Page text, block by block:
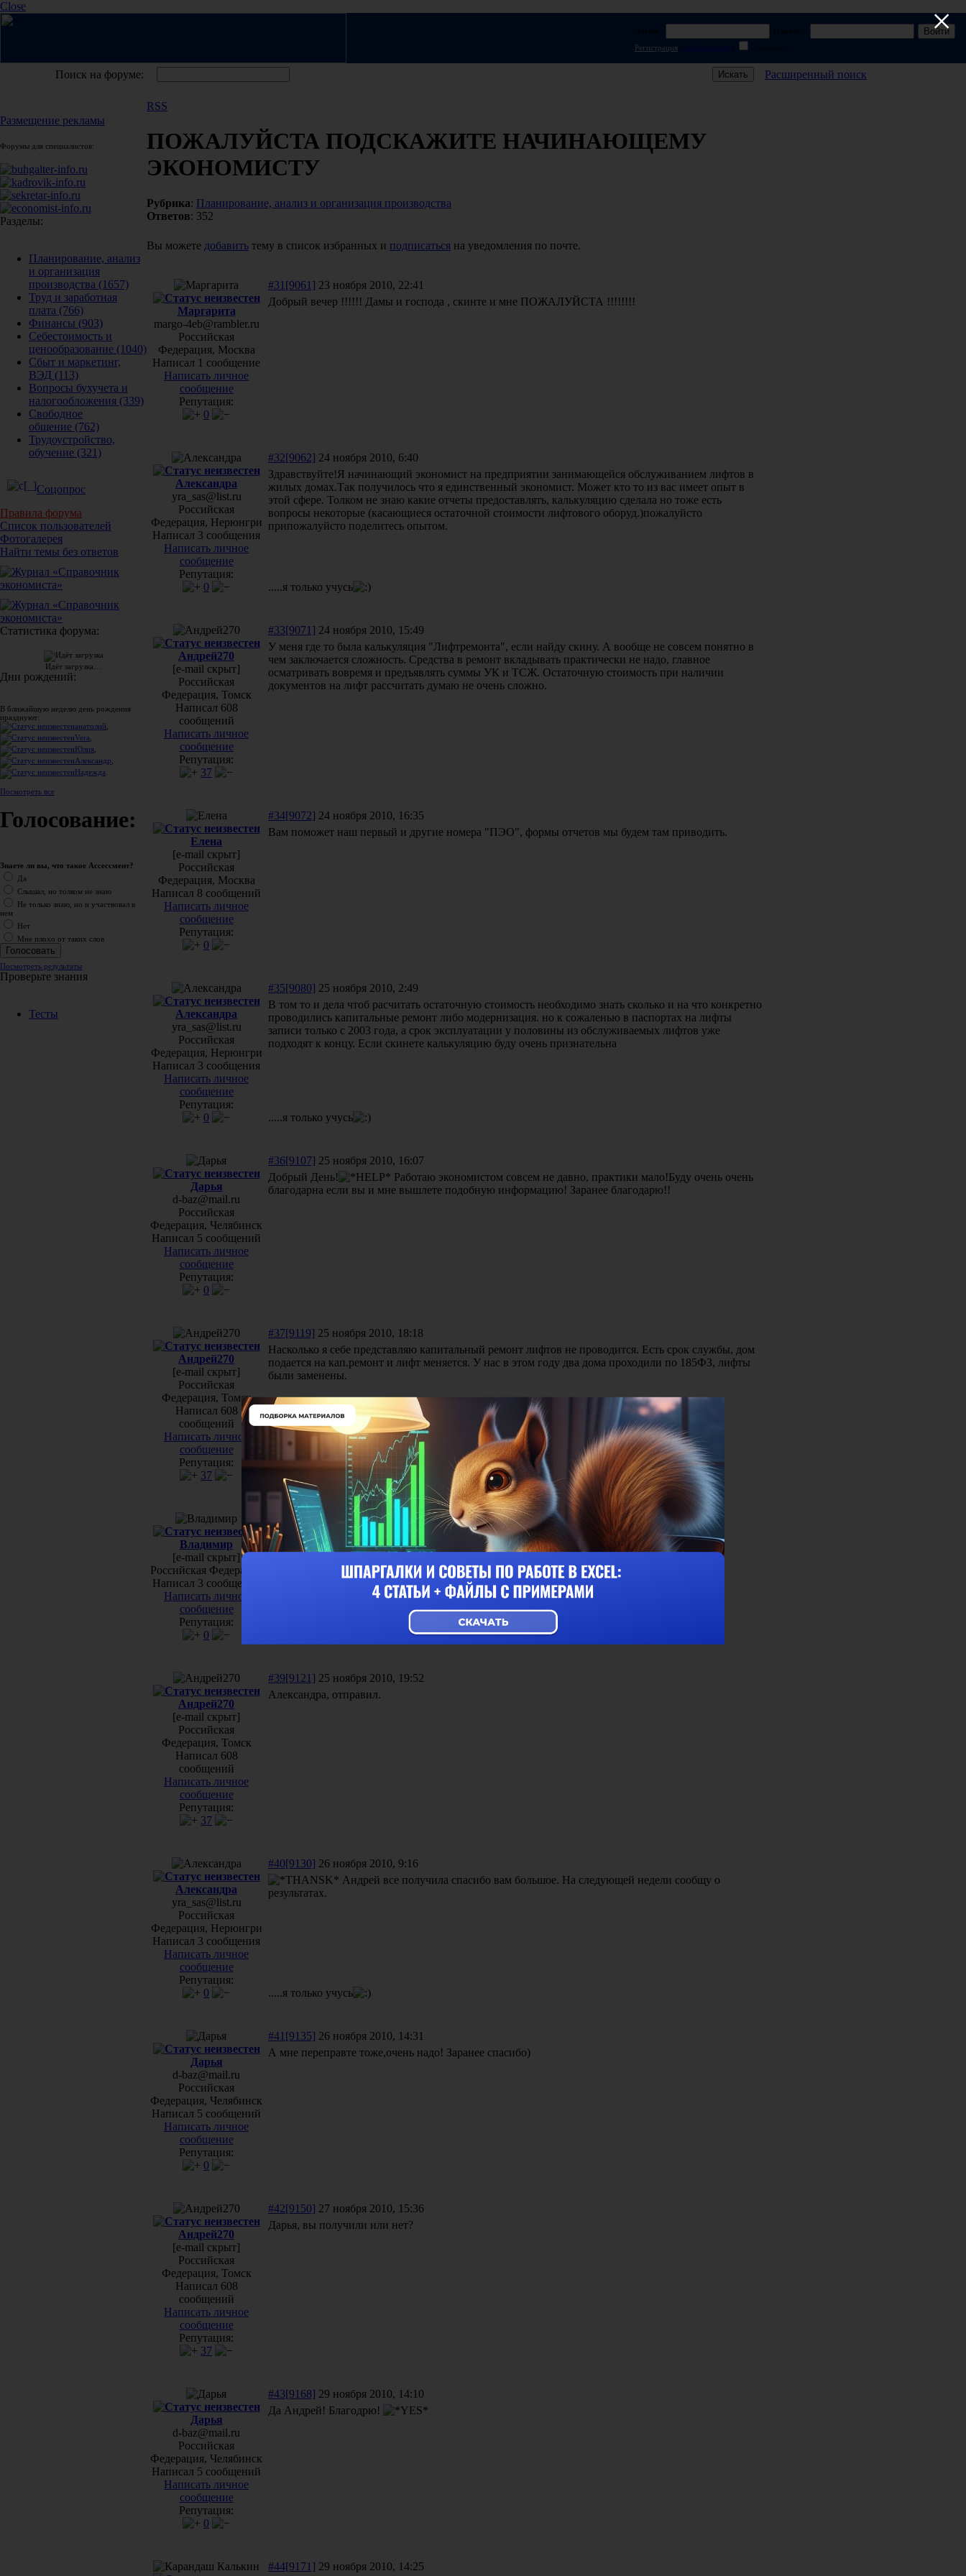
Close
Регистрация
Забыл пароль
Поиск на форуме: Расширенный поиск
Размещение рекламы
Форумы для специалистов:
Разделы:
Планирование, анализ
и организация
производства (1657)
Труд и заработная
плата (766)
Финансы (903)
Себестоимость и
ценообразование (1040)
Сбыт и маркетинг,
ВЭД (113)
Вопросы бухучета и
налогообложения (339)
Свободное
общение (762)
Трудоустройство,
обучение (321)
Соцопрос
Правила форума
Список пользователей
Фотогалерея
Найти темы без ответов
Статистика форума:
Идёт загрузка…
Дни рождений:
В ближайшую неделю день рождения
празднуют:
анатолий
Vera
Юлия
Александр
Надежда
Посмотреть все
Голосование:
Знаете ли вы, что такое Ассессмент?
Да
Слышал, но толком не знаю
Не только знаю, но и участвовал в
нем
Нет
Мне плохо от таких слов
Посмотреть результаты
Проверьте знания
Тесты
RSS
ПОЖАЛУЙСТА ПОДСКАЖИТЕ НАЧИНАЮЩЕМУ
ЭКОНОМИСТУ
Рубрика: Планирование, анализ и организация производства
Ответов: 352
Вы можете добавить тему в список избранных и подписаться на уведомления по почте.
Маргарита
margo-4eb@rambler.ru
Российская
Федерация, Москва
Написал 1 сообщение
Написать личное
сообщение
Репутация:
0
#31[9061] 23 ноября 2010, 22:41
Добрый вечер !!!!!! Дамы и господа , скинте и мне ПОЖАЛУЙСТА !!!!!!!!
Александра
yra_sas@list.ru
Российская
Федерация, Нерюнгри
Написал 3 сообщения
Написать личное
сообщение
Репутация:
0
#32[9062] 24 ноября 2010, 6:40
Здравствуйте!Я начинающий экономист на предприятии занимающейся обслуживанием лифтов в
жилых домах.Так получилось что я единственный экономист. Может кто то из вас имеет опыт в
этой сфере. Толком не знаю какие отчеты предоставлять, калькуляцию сделала но тоже есть
вопросы некоторые (касающиеся остаточной стоимости лифтового оборуд.)пожалуйсто
припожалуйсто поделитесь опытом.
.....я только учусь
Андрей270
[e-mail скрыт]
Российская
Федерация, Томск
Написал 608
сообщений
Написать личное
сообщение
Репутация:
37
#33[9071] 24 ноября 2010, 15:49
У меня где то была калькуляция "Лифтремонта", если найду скину. А вообще не совсем понятно в
чем заключается сложность. Средства в ремонт вкладывать практически не надо, главное
осматривать вовремя и предъявлять суммы УК и ТСЖ. Остаточную стоимость при наличии
документов на лифт рассчитать думаю не очень сложно.
Елена
[e-mail скрыт]
Российская
Федерация, Москва
Написал 8 сообщений
Написать личное
сообщение
Репутация:
0
#34[9072] 24 ноября 2010, 16:35
Вам поможет наш первый и другие номера "ПЭО", формы отчетов мы будем там приводить.
Александра
yra_sas@list.ru
Российская
Федерация, Нерюнгри
Написал 3 сообщения
Написать личное
сообщение
Репутация:
0
#35[9080] 25 ноября 2010, 2:49
В том то и дела чтоб расчитать остаточную стоимость необходимо знать сколько и на что конкретно
проводились капитальные ремонт либо модернизация. но к сожаленью в паспортах на лифты
записи только с 2003 года, а срок эксплуатации у половины из обслуживаемых лифтов уже
подходят к концу. Если скинете калькуляцию буду очень признательна
.....я только учусь
Дарья
d-baz@mail.ru
Российская
Федерация, Челябинск
Написал 5 сообщений
Написать личное
сообщение
Репутация:
0
#36[9107] 25 ноября 2010, 16:07
Добрый День!
Работаю экономистом совсем не давно, практики мало!Буду очень очень
благодарна если вы и мне вышлете подобную информацию! Заранее благодарю!!
Андрей270
[e-mail скрыт]
Российская
Федерация, Томск
Написал 608
сообщений
Написать личное
сообщение
Репутация:
37
#37[9119] 25 ноября 2010, 18:18
Насколько я себе представляю капитальный ремонт лифтов не проводится. Есть срок службы, дом
подается на кап.ремонт и лифт меняется. У нас в этом году два дома проходили по 185ФЗ, лифты
были заменены.
Владимир
[e-mail скрыт]
Российская Федерация
Написал 3 сообщения
Написать личное
сообщение
Репутация:
0
#38[9120]
25 ноября 2010, 19:52
Добрый день. Скиньте и мне отчетики, если не затруднит.
Андрей270
[e-mail скрыт]
Российская
Федерация, Томск
Написал 608
сообщений
Написать личное
сообщение
Репутация:
37
#39[9121] 25 ноября 2010, 19:52
Александра, отправил.
Александра
yra_sas@list.ru
Российская
Федерация, Нерюнгри
Написал 3 сообщения
Написать личное
сообщение
Репутация:
0
#40[9130] 26 ноября 2010, 9:16
Андрей все получила спасибо вам большое. На следующей недели сообщу о
результатах.
.....я только учусь
Дарья
d-baz@mail.ru
Российская
Федерация, Челябинск
Написал 5 сообщений
Написать личное
сообщение
Репутация:
0
#41[9135] 26 ноября 2010, 14:31
А мне переправте тоже,очень надо! Заранее спасибо)
Андрей270
[e-mail скрыт]
Российская
Федерация, Томск
Написал 608
сообщений
Написать личное
сообщение
Репутация:
37
#42[9150] 27 ноября 2010, 15:36
Дарья, вы получили или нет?
Дарья
d-baz@mail.ru
Российская
Федерация, Челябинск
Написал 5 сообщений
Написать личное
сообщение
Репутация:
0
#43[9168] 29 ноября 2010, 14:10
Да Андрей! Благодрю!
#44[9171] 29 ноября 2010, 14:25
×